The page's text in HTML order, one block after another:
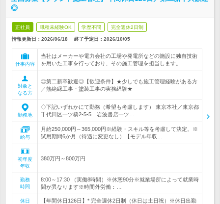
◎
正社員 職種未経験OK 学歴不問 完全週休2日制
情報更新日：2026/06/18 終了予定日： 2026/10/05
仕事内容
当社はメーカーや電力会社の工場や発電所などの施設に独自技術
を用いた工事を行っており、その施工管理を担当します。
対象と
なる方
◎第二新卒歓迎◎【歓迎条件】★少しでも施工管理経験がある方
／熱絶縁工事・塗装工事の実務経験★
勤務地
◇下記いずれかにて勤務（希望も考慮します） 東京本社／東京都
千代田区一ツ橋2-5-5 岩波書店一ツ…
給与
月給250,000円～365,000円※経験・スキル等を考慮して決定。※
試用期間6か月（待遇に変更なし）【モデル年収…
初年度
年収
380万円～800万円
勤務
時間
8:00～17:30 （実働8時間）※休憩90分※就業場所によって就業時
間が異なります※時間外労働：…
休日
【年間休日126日】* 完全週休2日制（休日は土日祝）※休日出勤